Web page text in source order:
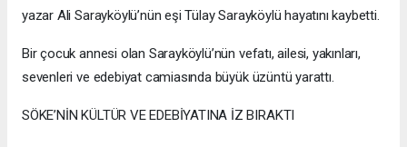
yazar Ali Sarayköylü’nün eşi Tülay Sarayköylü hayatını kaybetti.
Bir çocuk annesi olan Sarayköylü’nün vefatı, ailesi, yakınları,
sevenleri ve edebiyat camiasında büyük üzüntü yarattı.
SÖKE’NİN KÜLTÜR VE EDEBİYATINA İZ BIRAKTI